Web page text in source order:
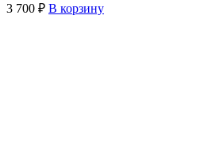
3 700 ₽ В корзину